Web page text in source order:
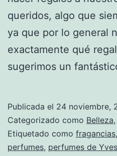
queridos, algo que
ya que por lo general
exactamente qué
sugerimos un
Publicada el 24 noviembre,
Categorizado como Belleza,
Etiquetado como fragancias,
perfumes, perfumes de